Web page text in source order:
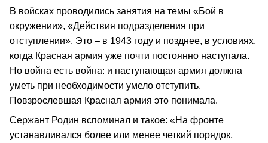
В войсках проводились занятия на темы «Бой в
окружении», «Действия подразделения при
отступлении». Это – в 1943 году и позднее, в условиях,
когда Красная армия уже почти постоянно наступала.
Но война есть война: и наступающая армия должна
уметь при необходимости умело отступить.
Повзрослевшая Красная армия это понимала.
Сержант Родин вспоминал и такое: «На фронте
устанавливался более или менее четкий порядок,